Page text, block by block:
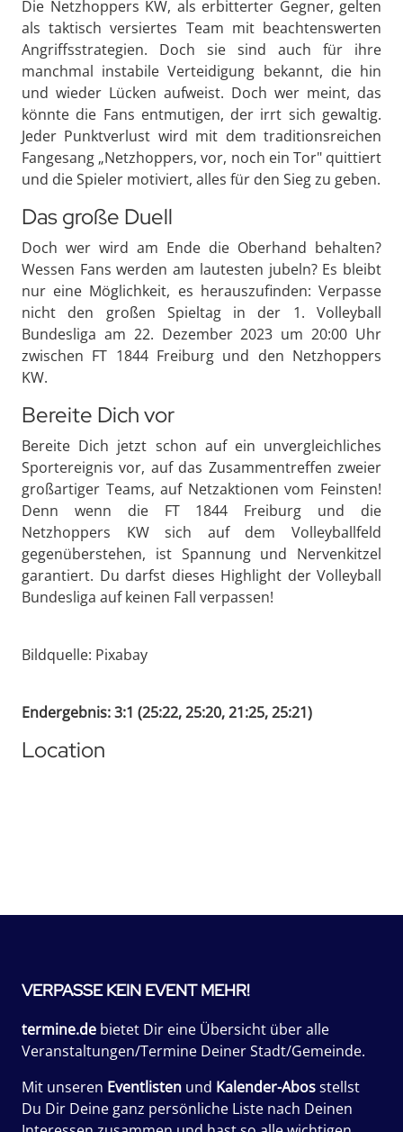
Die Netzhoppers KW, als erbitterter Gegner, gelten
als taktisch versiertes Team mit beachtenswerten
Angriffsstrategien. Doch sie sind auch für ihre
manchmal instabile Verteidigung bekannt, die hin
und wieder Lücken aufweist. Doch wer meint, das
könnte die Fans entmutigen, der irrt sich gewaltig.
Jeder Punktverlust wird mit dem traditionsreichen
Fangesang „Netzhoppers, vor, noch ein Tor" quittiert
und die Spieler motiviert, alles für den Sieg zu geben.
Das große Duell
Doch wer wird am Ende die Oberhand behalten?
Wessen Fans werden am lautesten jubeln? Es bleibt
nur eine Möglichkeit, es herauszufinden: Verpasse
nicht den großen Spieltag in der 1. Volleyball
Bundesliga am 22. Dezember 2023 um 20:00 Uhr
zwischen FT 1844 Freiburg und den Netzhoppers
KW.
Bereite Dich vor
Bereite Dich jetzt schon auf ein unvergleichliches
Sportereignis vor, auf das Zusammentreffen zweier
großartiger Teams, auf Netzaktionen vom Feinsten!
Denn wenn die FT 1844 Freiburg und die
Netzhoppers KW sich auf dem Volleyballfeld
gegenüberstehen, ist Spannung und Nervenkitzel
garantiert. Du darfst dieses Highlight der Volleyball
Bundesliga auf keinen Fall verpassen!
Bildquelle: Pixabay
Endergebnis: 3:1 (25:22, 25:20, 21:25, 25:21)
Location
VERPASSE KEIN EVENT MEHR!
termine.de bietet Dir eine Übersicht über alle
Veranstaltungen/Termine Deiner Stadt/Gemeinde.
Mit unseren Eventlisten und Kalender-Abosstellst
Du Dir Deine ganz persönliche Liste nach Deinen